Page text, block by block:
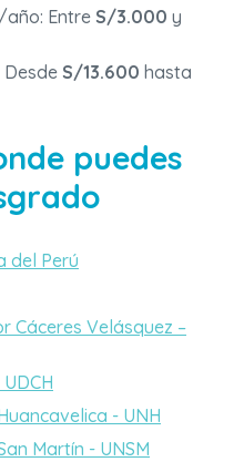
Entre S/3.000 y
S/13.600 hasta
puedes
del Perú
Cáceres Velásquez –
- UNH
Martín - UNSM